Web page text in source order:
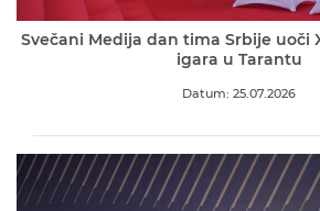
Svečani Medija dan tima Srbije uoči
igara u Tarantu
Datum: 25.07.2026